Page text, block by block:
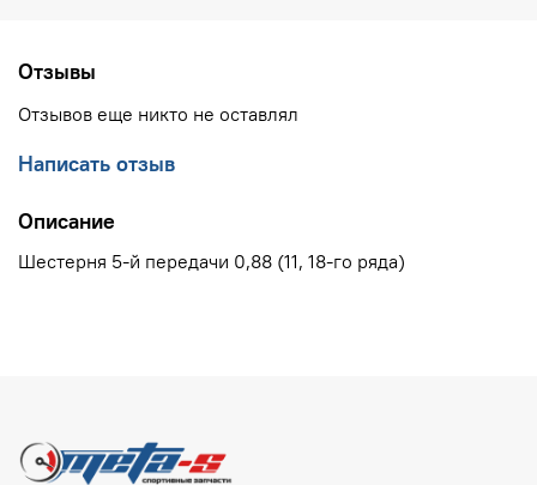
Отзывы
Отзывов еще никто не оставлял
Написать отзыв
Описание
Шестерня 5-й передачи 0,88 (11, 18-го ряда)